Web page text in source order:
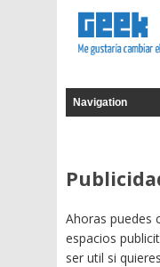
Ahoras puedes
espacios
ser util si